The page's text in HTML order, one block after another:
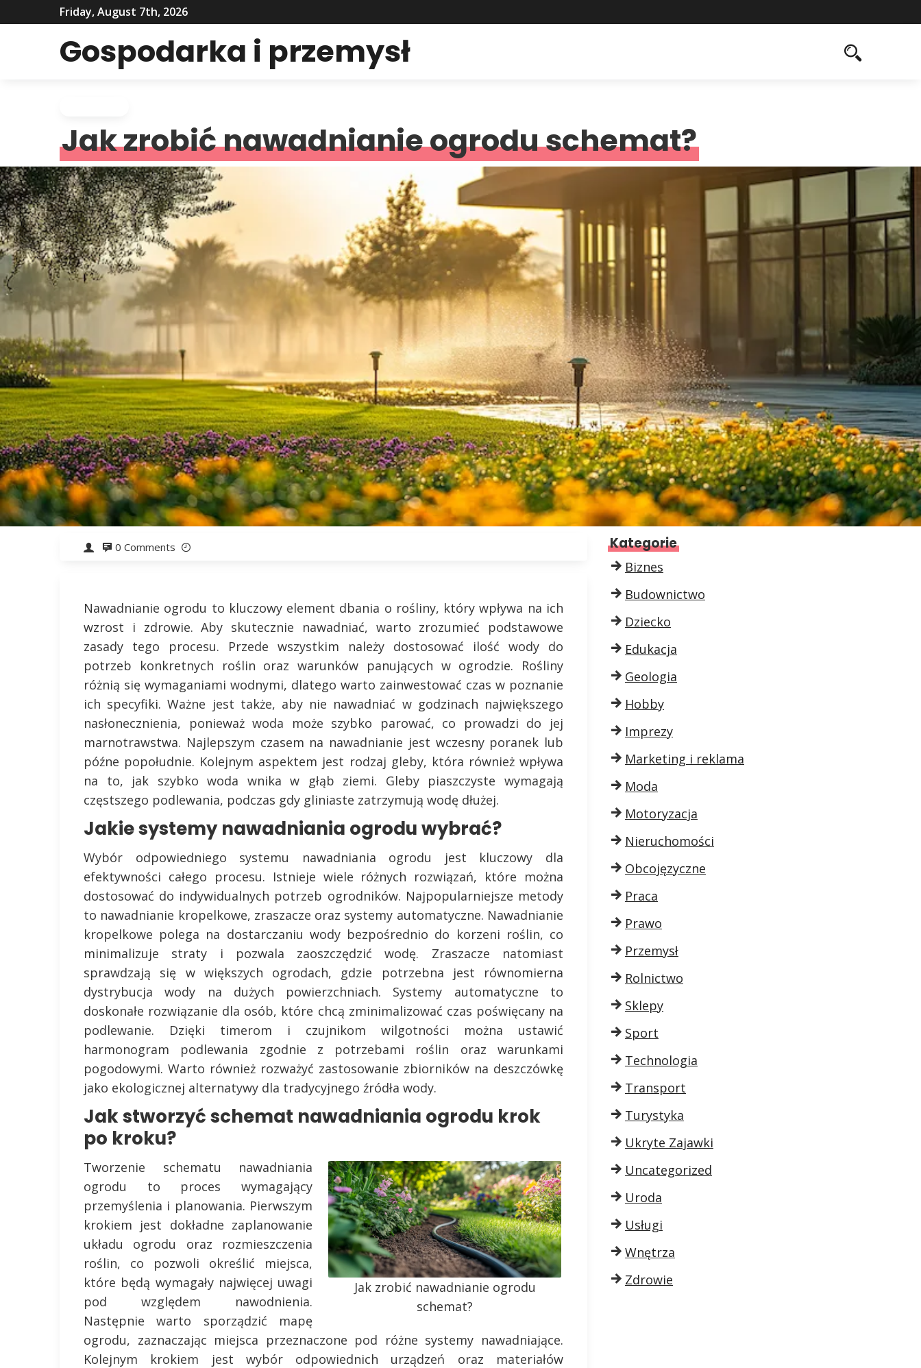
Friday, August 7th, 2026
Gospodarka i przemysł
Jak zrobić nawadnianie ogrodu schemat?
0 Comments
Nawadnianie ogrodu to kluczowy element dbania o rośliny, który wpływa na ich
wzrost i zdrowie. Aby skutecznie nawadniać, warto zrozumieć podstawowe
zasady tego procesu. Przede wszystkim należy dostosować ilość wody do
potrzeb konkretnych roślin oraz warunków panujących w ogrodzie. Rośliny
różnią się wymaganiami wodnymi, dlatego warto zainwestować czas w poznanie
ich specyfiki. Ważne jest także, aby nie nawadniać w godzinach największego
nasłonecznienia, ponieważ woda może szybko parować, co prowadzi do jej
marnotrawstwa. Najlepszym czasem na nawadnianie jest wczesny poranek lub
późne popołudnie. Kolejnym aspektem jest rodzaj gleby, która również wpływa
na to, jak szybko woda wnika w głąb ziemi. Gleby piaszczyste wymagają
częstszego podlewania, podczas gdy gliniaste zatrzymują wodę dłużej.
Jakie systemy nawadniania ogrodu wybrać?
Wybór odpowiedniego systemu nawadniania ogrodu jest kluczowy dla
efektywności całego procesu. Istnieje wiele różnych rozwiązań, które można
dostosować do indywidualnych potrzeb ogrodników. Najpopularniejsze metody
to nawadnianie kropelkowe, zraszacze oraz systemy automatyczne. Nawadnianie
kropelkowe polega na dostarczaniu wody bezpośrednio do korzeni roślin, co
minimalizuje straty i pozwala zaoszczędzić wodę. Zraszacze natomiast
sprawdzają się w większych ogrodach, gdzie potrzebna jest równomierna
dystrybucja wody na dużych powierzchniach. Systemy automatyczne to
doskonałe rozwiązanie dla osób, które chcą zminimalizować czas poświęcany na
podlewanie. Dzięki timerom i czujnikom wilgotności można ustawić
harmonogram podlewania zgodnie z potrzebami roślin oraz warunkami
pogodowymi. Warto również rozważyć zastosowanie zbiorników na deszczówkę
jako ekologicznej alternatywy dla tradycyjnego źródła wody.
Jak stworzyć schemat nawadniania ogrodu krok
po kroku?
Jak zrobić nawadnianie ogrodu
schemat?
Tworzenie schematu nawadniania
ogrodu to proces wymagający
przemyślenia i planowania. Pierwszym
krokiem jest dokładne zaplanowanie
układu ogrodu oraz rozmieszczenia
roślin, co pozwoli określić miejsca,
które będą wymagały najwięcej uwagi
pod względem nawodnienia.
Następnie warto sporządzić mapę
ogrodu, zaznaczając miejsca przeznaczone pod różne systemy nawadniające.
Kolejnym krokiem jest wybór odpowiednich urządzeń oraz materiałów
Kategorie
Biznes
Budownictwo
Dziecko
Edukacja
Geologia
Hobby
Imprezy
Marketing i reklama
Moda
Motoryzacja
Nieruchomości
Obcojęzyczne
Praca
Prawo
Przemysł
Rolnictwo
Sklepy
Sport
Technologia
Transport
Turystyka
Ukryte Zajawki
Uncategorized
Uroda
Usługi
Wnętrza
Zdrowie